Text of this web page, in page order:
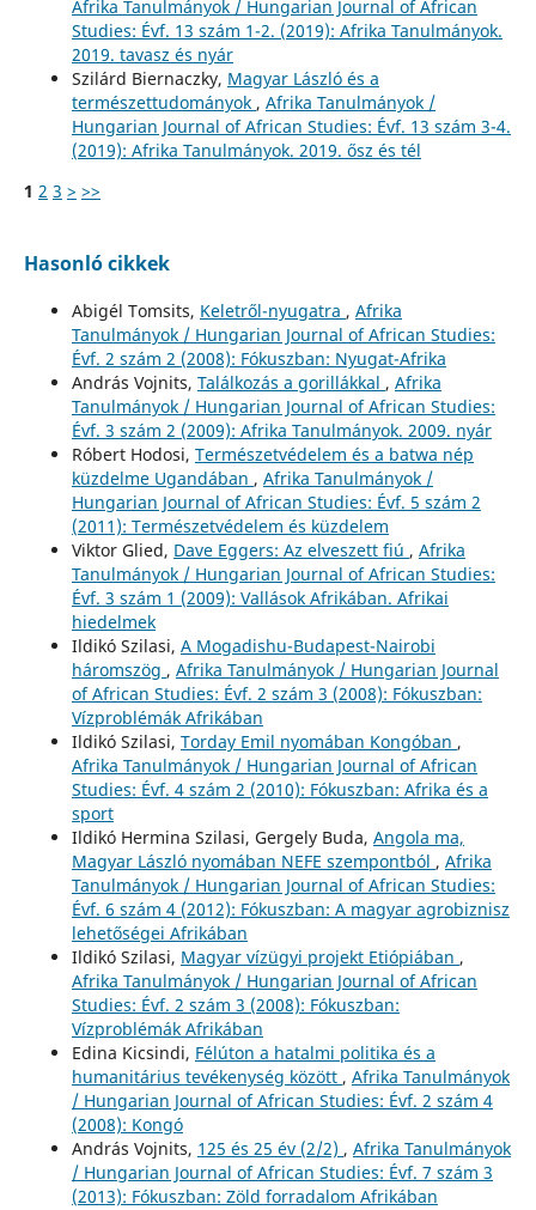
Afrika Tanulmányok / Hungarian Journal of African
Studies: Évf. 13 szám 1-2. (2019): Afrika Tanulmányok.
2019. tavasz és nyár
Szilárd Biernaczky, Magyar László és a
természettudományok , Afrika Tanulmányok /
Hungarian Journal of African Studies: Évf. 13 szám 3-4.
(2019): Afrika Tanulmányok. 2019. ősz és tél
1 2 3 > >>
Hasonló cikkek
Abigél Tomsits, Keletről-nyugatra , Afrika
Tanulmányok / Hungarian Journal of African Studies:
Évf. 2 szám 2 (2008): Fókuszban: Nyugat-Afrika
András Vojnits, Találkozás a gorillákkal , Afrika
Tanulmányok / Hungarian Journal of African Studies:
Évf. 3 szám 2 (2009): Afrika Tanulmányok. 2009. nyár
Róbert Hodosi, Természetvédelem és a batwa nép
küzdelme Ugandában , Afrika Tanulmányok /
Hungarian Journal of African Studies: Évf. 5 szám 2
(2011): Természetvédelem és küzdelem
Viktor Glied, Dave Eggers: Az elveszett fiú , Afrika
Tanulmányok / Hungarian Journal of African Studies:
Évf. 3 szám 1 (2009): Vallások Afrikában. Afrikai
hiedelmek
Ildikó Szilasi, A Mogadishu-Budapest-Nairobi
háromszög , Afrika Tanulmányok / Hungarian Journal
of African Studies: Évf. 2 szám 3 (2008): Fókuszban:
Vízproblémák Afrikában
Ildikó Szilasi, Torday Emil nyomában Kongóban ,
Afrika Tanulmányok / Hungarian Journal of African
Studies: Évf. 4 szám 2 (2010): Fókuszban: Afrika és a
sport
Ildikó Hermina Szilasi, Gergely Buda, Angola ma,
Magyar László nyomában NEFE szempontból , Afrika
Tanulmányok / Hungarian Journal of African Studies:
Évf. 6 szám 4 (2012): Fókuszban: A magyar agrobiznisz
lehetőségei Afrikában
Ildikó Szilasi, Magyar vízügyi projekt Etiópiában ,
Afrika Tanulmányok / Hungarian Journal of African
Studies: Évf. 2 szám 3 (2008): Fókuszban:
Vízproblémák Afrikában
Edina Kicsindi, Félúton a hatalmi politika és a
humanitárius tevékenység között , Afrika Tanulmányok
/ Hungarian Journal of African Studies: Évf. 2 szám 4
(2008): Kongó
András Vojnits, 125 és 25 év (2/2) , Afrika Tanulmányok
/ Hungarian Journal of African Studies: Évf. 7 szám 3
(2013): Fókuszban: Zöld forradalom Afrikában